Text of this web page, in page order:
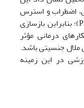
اضطراب و استرس
بیماران گروه آزمایش می‌شود (0/001>P)؛ بنابراین بازسازی
درمانی مؤثر
ملال جنسیتی باشد.
در این زمینه